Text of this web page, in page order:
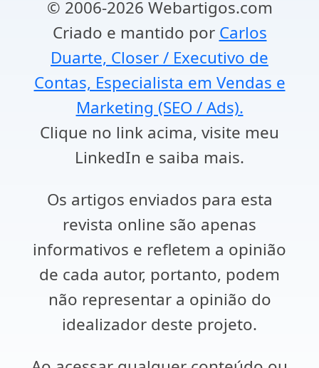
© 2006-2026 Webartigos.com
Criado e mantido por Carlos
Duarte, Closer / Executivo de
Contas, Especialista em Vendas e
Marketing (SEO / Ads).
Clique no link acima, visite meu
LinkedIn e saiba mais.
Os artigos enviados para esta
revista online são apenas
informativos e refletem a opinião
de cada autor, portanto, podem
não representar a opinião do
idealizador deste projeto.